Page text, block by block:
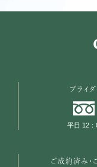
ブライ
平日 12
ご成約済み